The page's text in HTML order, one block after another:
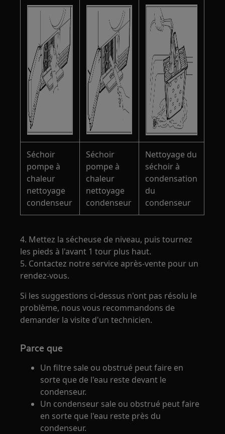
Séchoir
pompe à
chaleur
nettoyage
condenseur
Séchoir
pompe à
chaleur
nettoyage
condenseur
Nettoyage du
séchoir à
condensation
du
condenseur
4. Mettez la sécheuse de niveau, puis tournez
les pieds à l'avant 1 tour plus haut.
5. Contactez notre service après-vente pour un
rendez-vous.
Si les suggestions ci-dessus n'ont pas résolu le
problème, nous vous recommandons de
demander la visite d'un technicien.
Parce que
Un filtre sale ou obstrué peut faire en
sorte que de l'eau reste devant le
condenseur.
Un condenseur sale ou obstrué peut faire
en sorte que l'eau reste près du
condenseur.